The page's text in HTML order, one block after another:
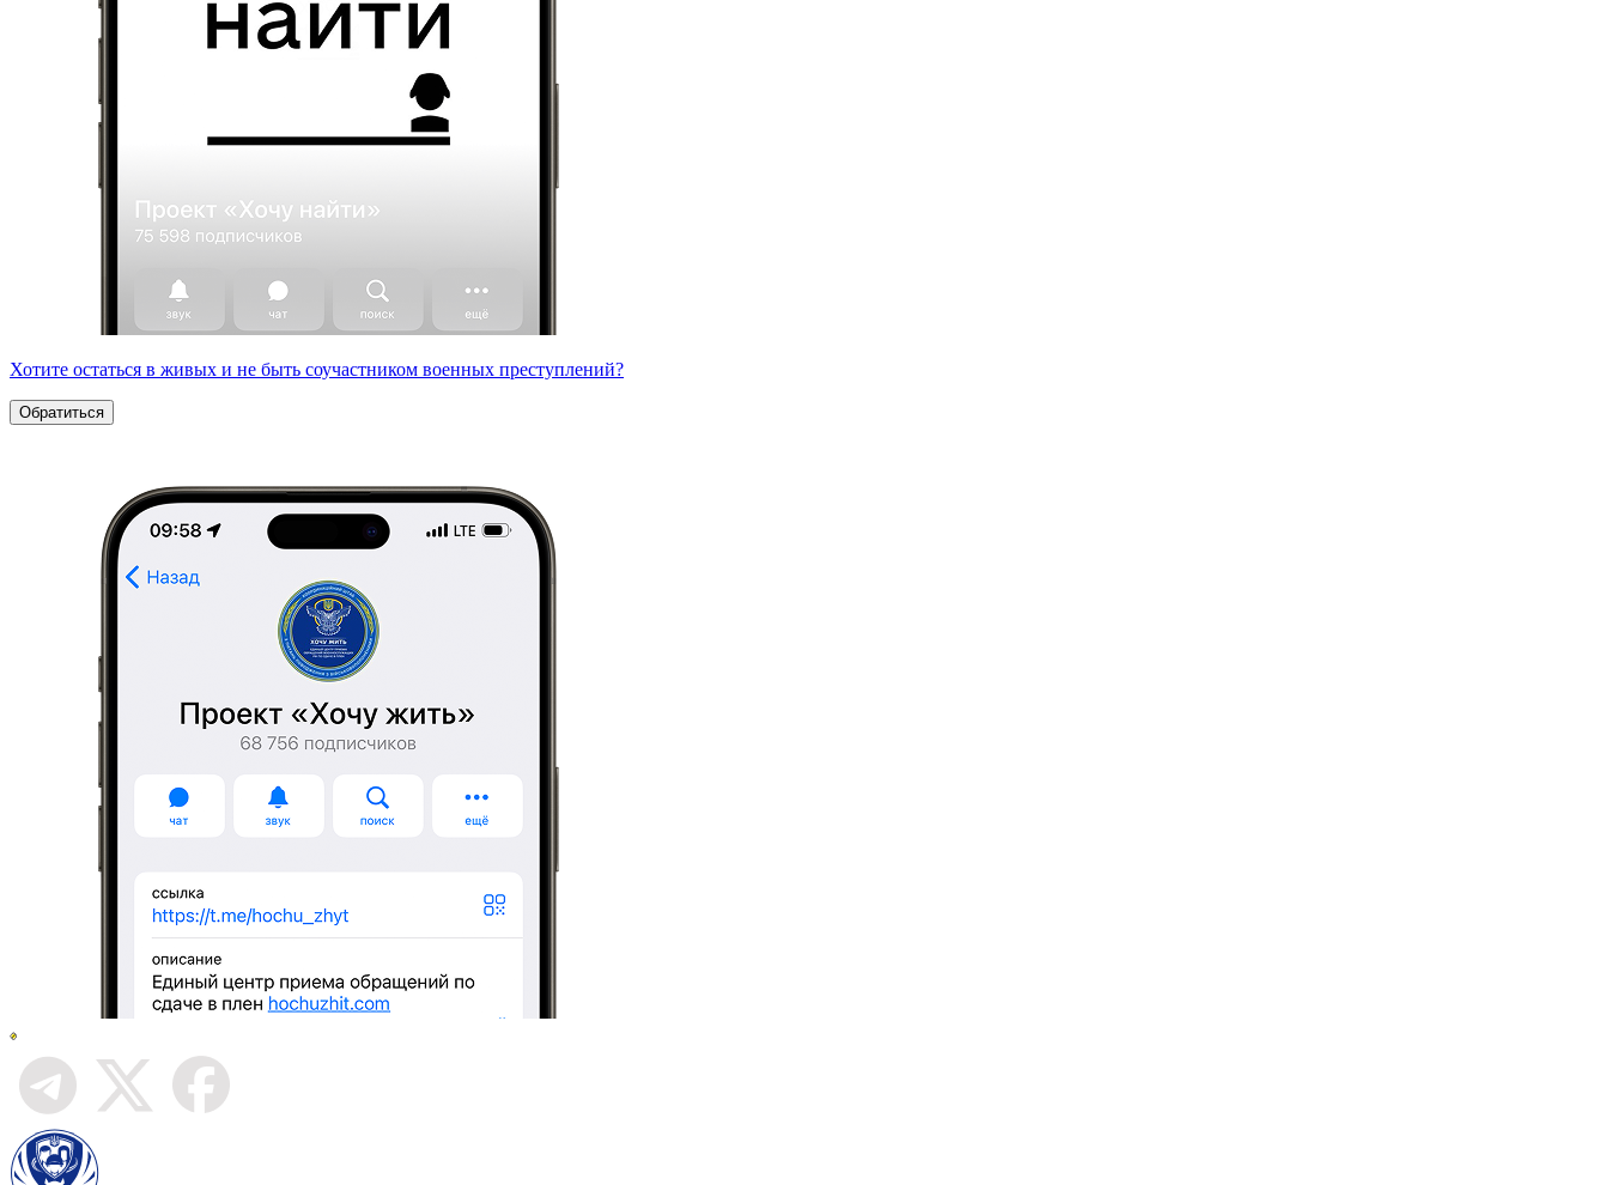
Хотите остаться в живых и не быть соучастником военных преступлений?
Обратиться